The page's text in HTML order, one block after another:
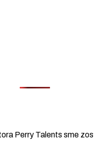
Perry Talents sme